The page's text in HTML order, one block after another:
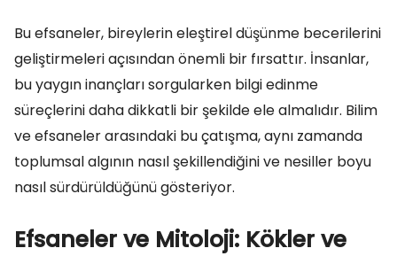
Bu efsaneler, bireylerin eleştirel düşünme becerilerini
geliştirmeleri açısından önemli bir fırsattır. İnsanlar,
bu yaygın inançları sorgularken bilgi edinme
süreçlerini daha dikkatli bir şekilde ele almalıdır. Bilim
ve efsaneler arasındaki bu çatışma, aynı zamanda
toplumsal algının nasıl şekillendiğini ve nesiller boyu
nasıl sürdürüldüğünü gösteriyor.
Efsaneler ve Mitoloji: Kökler ve